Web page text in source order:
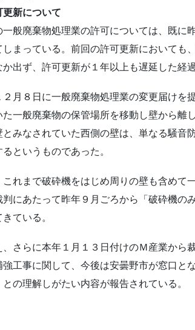
について
般廃棄物処理業の許可については、既に
まっている。前回の許可更新においても
出ず、許可更新が１年以上も遅延した経過
月８日に一般廃棄物処理業の変更届けを提
一般廃棄物の保管場所を移動し壁から離し
みなされていた西側の壁は、単なる騒音
というものであった。
れまで破砕機をはじめ周りの壁も含めて
にあたって昨年９月ごろから「破砕機の
ている。
さらに本年１月１３日付けのＭ産業から
強工事に関して、今後は安曇野市が窓口と
の理解しがたい内容が報告されている。